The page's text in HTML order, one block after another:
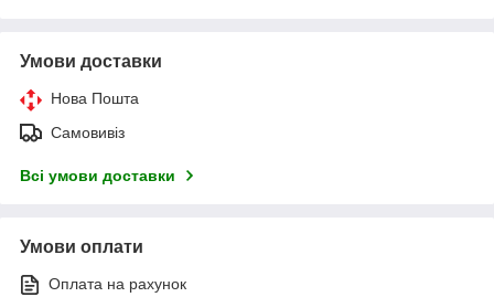
Умови доставки
Нова Пошта
Самовивіз
Всі умови доставки
Умови оплати
Оплата на рахунок